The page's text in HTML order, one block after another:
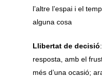
l’altre l’espai i el
alguna cosa
Llibertat de decisió
resposta, amb el
més d’una ocasió;